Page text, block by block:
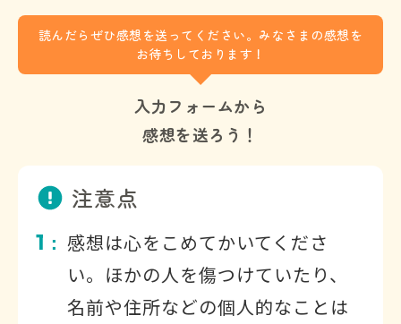
読んだらぜひ感想を送ってください。みなさまの感想を
お待ちしております！
入力フォームから
感想を送ろう！
注意点
1 ： 感想は心をこめてかいてくださ
い。ほかの人を傷つけていたり、
名前や住所などの個人的なことは